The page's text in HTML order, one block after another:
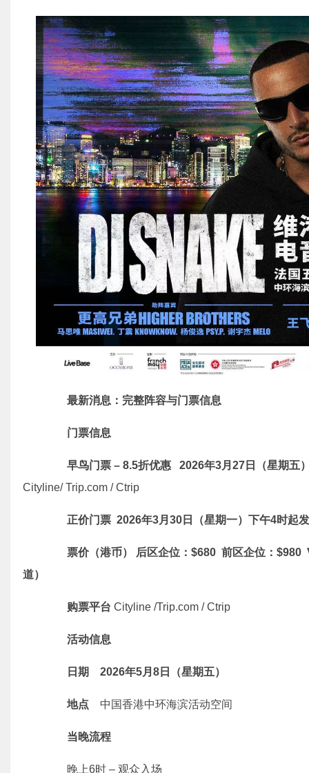
最新消息：完整阵容与门票信息
门票信息
早鸟门票 – 8.5折优惠 2026年3月27日（星期五
Cityline/ Trip.com / Ctrip
正价门票 2026年3月30日（星期一）下午4时起
票价（港币） 后区企位：$680 前区企位：
道）
购票平台 Cityline /Trip.com / Ctrip
活动信息
日期 2026年5月8日（星期五）
地点 中国香港中环海滨活动空间
当晚流程
晚上6时 – 观众入场